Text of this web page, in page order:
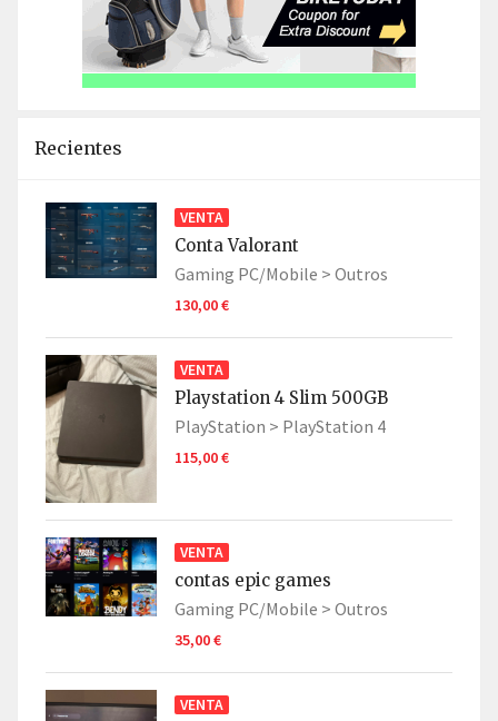
Recientes
VENTA
Conta Valorant
Gaming PC/Mobile > Outros
130,00 €
VENTA
Playstation 4 Slim 500GB
PlayStation > PlayStation 4
115,00 €
VENTA
contas epic games
Gaming PC/Mobile > Outros
35,00 €
VENTA